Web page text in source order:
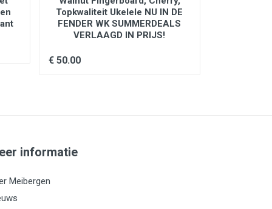
Topkwaliteit Ukelele NU IN DE
FENDER WK SUMMERDEALS
VERLAAGD IN PRIJS!
€ 50.00
informatie
Meibergen